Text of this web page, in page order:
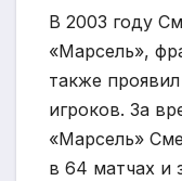
В 2003 году
«Марсель»,
также
игроков. За
«Марсель»
в 64 матчах и